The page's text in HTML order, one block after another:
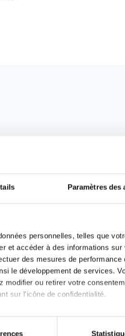
Paramètres des
personnelles, telles que
et accéder à des informations sur
des mesures de performance
le développement de services.
ou retirer votre
sur l'icône de confidentialité.
:
géographique qui
un
discussion vous aurez
Créer un nouveau